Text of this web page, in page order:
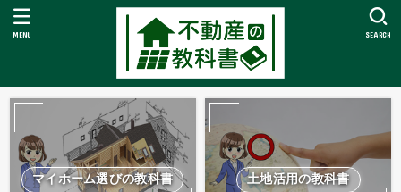
SEARCH
MENU
マイホーム選びの教科書 土地活用の教科書